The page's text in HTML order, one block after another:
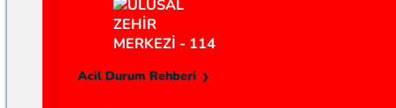
Acil Durum Rehberi